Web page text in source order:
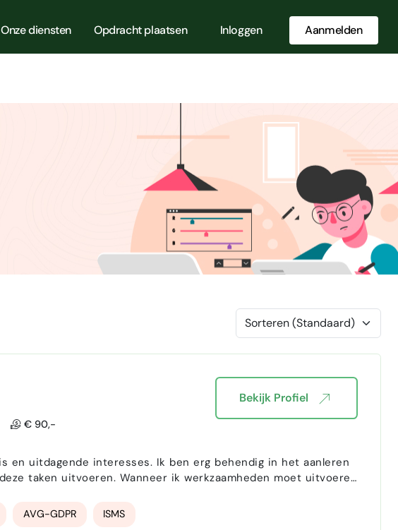
Onze diensten Opdracht plaatsen Inloggen Aanmelden
€ 90,-
en uitdagende interesses. Ik ben erg behendig in het aanleren
taken uitvoeren. Wanneer ik werkzaamheden moet uitvoeren,
AVG-GDPR ISMS
Bekijk Profiel